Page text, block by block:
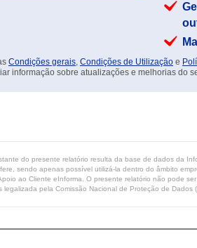
Condições gerais, Condições de Utilização e
informação sobre atualizações e melhorias do
do presente relatório resulta da base de dados da
sendo apenas possível utilizá-la dentro do âmbito
ao Cliente eInforma. O presente relatório não pode
pela Comissão Nacional de Proteção de Dados